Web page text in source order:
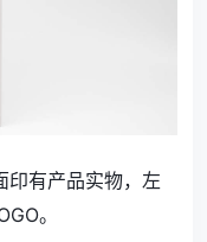
印有产品实物，左
。